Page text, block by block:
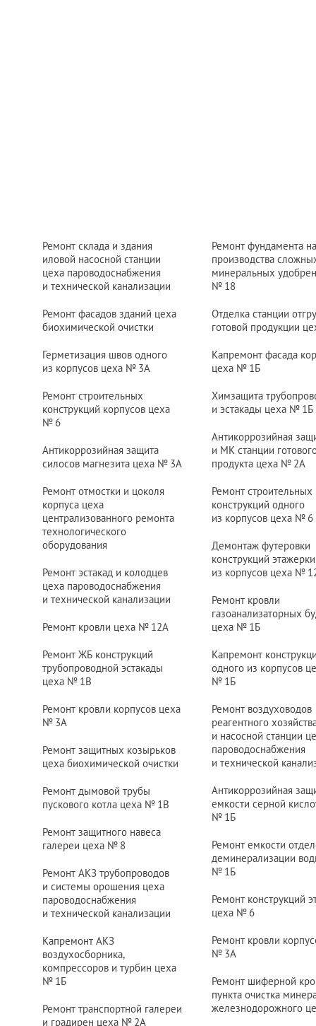
Ремонт склада и здания
иловой насосной станции
цеха пароводоснабжения
и технической канализации
Ремонт фасадов зданий цеха
биохимической очистки
Герметизация швов одного
из корпусов цеха № 3А
Ремонт строительных
конструкций корпусов цеха
№ 6
Антикоррозийная защита
силосов магнезита цеха № 3А
Ремонт отмостки и цоколя
корпуса цеха
централизованного ремонта
технологического
оборудования
Ремонт эстакад и колодцев
цеха пароводоснабжения
и технической канализации
Ремонт кровли цеха № 12А
Ремонт ЖБ конструкций
трубопроводной эстакады
цеха № 1 В
Ремонт кровли корпусов цеха
№ 3А
Ремонт защитных козырьков
цеха биохимической очистки
Ремонт дымовой трубы
пускового котла цеха № 1 В
Ремонт защитного навеса
галереи цеха № 8
Ремонт АКЗ трубопроводов
и системы орошения цеха
пароводоснабжения
и технической канализации
Капремонт АКЗ
воздухосборника,
компрессоров и турбин цеха
№ 1 Б
Ремонт транспортной галереи
и градирен цеха № 2А
Ремонт фундамента
производства
минеральных
№ 18
Отделка станции
готовой продукции
Капремонт фасада
цеха № 1 Б
Химзащита
и эстакады цеха № 1 Б
Антикоррозийная
и МК станции
продукта цеха № 2А
Ремонт строительных
конструкций одного
из корпусов цеха № 6
Демонтаж футеровки
конструкций
из корпусов цеха №
Ремонт кровли
газоанализаторных
цеха № 1 Б
Капремонт
одного из корпусов
№ 1 Б
Ремонт воздуховодов
реагентного
и насосной станции
пароводоснабжения
и технической
Антикоррозийная
емкости серной
№ 1 Б
Ремонт емкости
деминерализации
№ 1 Б
Ремонт конструкций
цеха № 6
Ремонт кровли
№ 3А
Ремонт шиферной
пункта очистка
железнодорожного